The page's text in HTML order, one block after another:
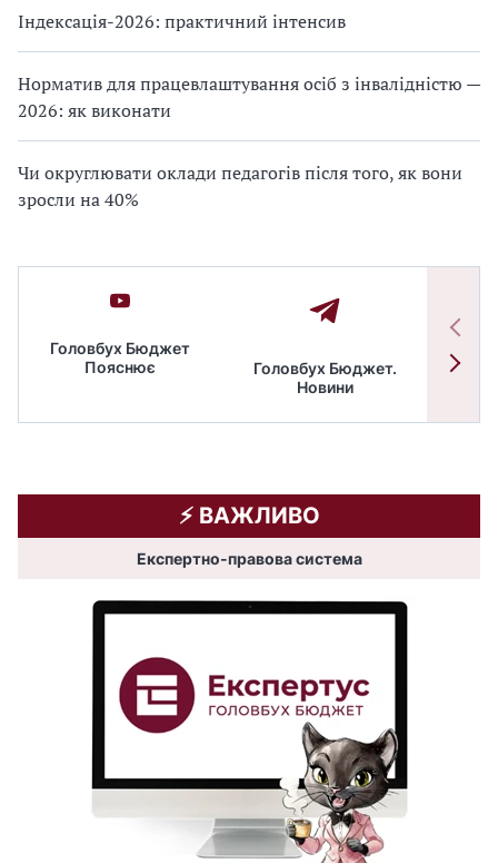
Індексація-2026: практичний інтенсив
Норматив для працевлаштування осіб з інвалідністю —
2026: як виконати
Чи округлювати оклади педагогів після того, як вони
зросли на 40%
Головбух Бюджет
Пояснює
Головбух Бюджет.
Новини
⚡️ ВАЖЛИВО
Експертно-правова система